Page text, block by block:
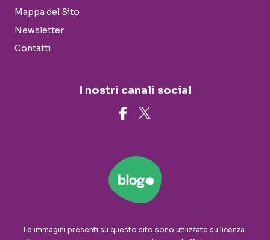
Mappa del Sito
Newsletter
Contatti
I nostri canali social
Le immagini presenti su questo sito sono utilizzate su licenza.